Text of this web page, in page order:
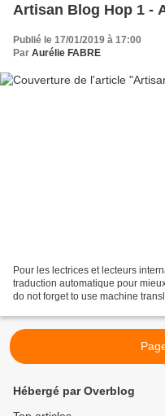
Artisan Blog Hop 1 -
Publié le 17/01/2019 à 17:00
Par Aurélie FABRE
Pour les lectrices et lecteurs
traduction automatique pour
do not forget to use machine
Hébergé par Overblog